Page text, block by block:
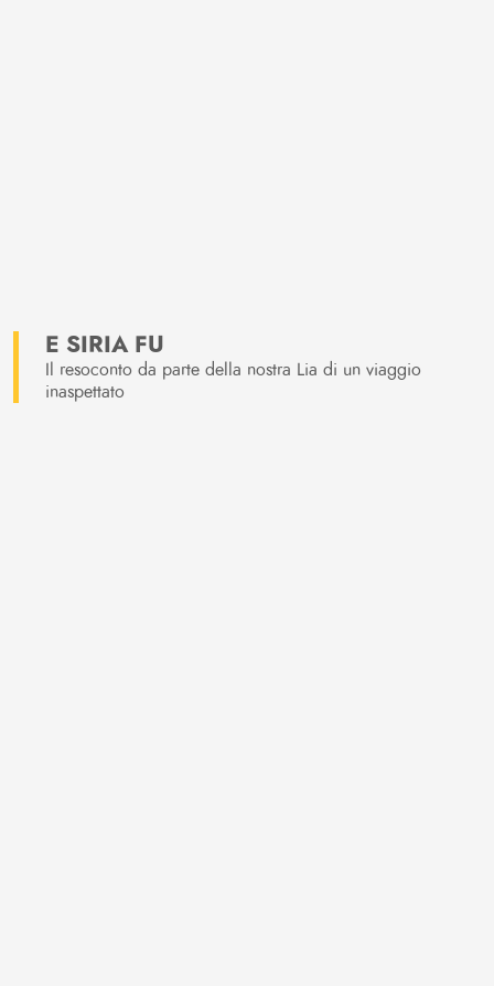
E SIRIA FU
Il resoconto da parte della nostra Lia di un viaggio
inaspettato